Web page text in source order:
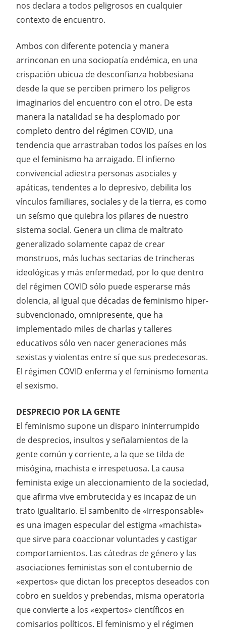
nos declara a todos peligrosos en cualquier
contexto de encuentro.
Ambos con diferente potencia y manera
arrinconan en una sociopatía endémica, en una
crispación ubicua de desconfianza hobbesiana
desde la que se perciben primero los peligros
imaginarios del encuentro con el otro. De esta
manera la natalidad se ha desplomado por
completo dentro del régimen COVID, una
tendencia que arrastraban todos los países en los
que el feminismo ha arraigado. El infierno
convivencial adiestra personas asociales y
apáticas, tendentes a lo depresivo, debilita los
vínculos familiares, sociales y de la tierra, es como
un seísmo que quiebra los pilares de nuestro
sistema social. Genera un clima de maltrato
generalizado solamente capaz de crear
monstruos, más luchas sectarias de trincheras
ideológicas y más enfermedad, por lo que dentro
del régimen COVID sólo puede esperarse más
dolencia, al igual que décadas de feminismo hiper-
subvencionado, omnipresente, que ha
implementado miles de charlas y talleres
educativos sólo ven nacer generaciones más
sexistas y violentas entre sí que sus predecesoras.
El régimen COVID enferma y el feminismo fomenta
el sexismo.
DESPRECIO POR LA GENTE
El feminismo supone un disparo ininterrumpido
de desprecios, insultos y señalamientos de la
gente común y corriente, a la que se tilda de
misógina, machista e irrespetuosa. La causa
feminista exige un aleccionamiento de la sociedad,
que afirma vive embrutecida y es incapaz de un
trato igualitario. El sambenito de «irresponsable»
es una imagen especular del estigma «machista»
que sirve para coaccionar voluntades y castigar
comportamientos. Las cátedras de género y las
asociaciones feministas son el contubernio de
«expertos» que dictan los preceptos deseados con
cobro en sueldos y prebendas, misma operatoria
que convierte a los «expertos» científicos en
comisarios políticos. El feminismo y el régimen